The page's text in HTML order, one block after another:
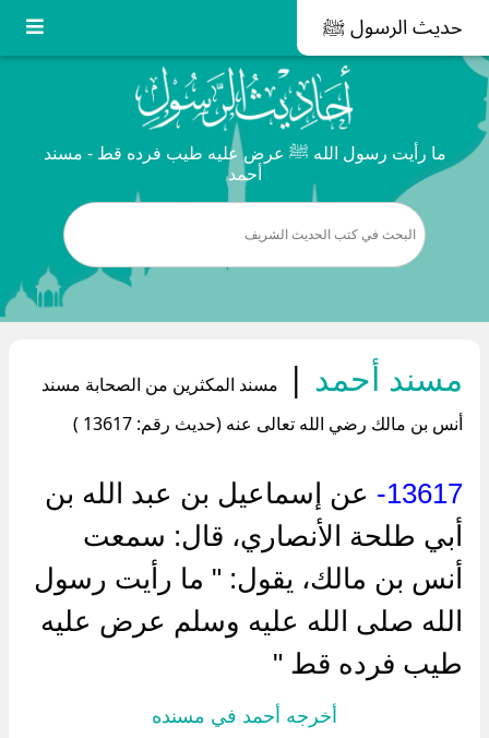
حديث الرسول ﷺ
ما رأيت رسول الله ﷺ عرض عليه طيب فرده قط - مسند
أحمد
مسند أحمد |
مسند المكثرين من الصحابة مسند
أنس بن مالك رضي الله تعالى عنه (حديث رقم: 13617 )
13617-
عن إسماعيل بن عبد الله بن
أبي طلحة الأنصاري، قال: سمعت
أنس بن مالك، يقول: " ما رأيت رسول
الله صلى الله عليه وسلم عرض عليه
طيب فرده قط "
أخرجه أحمد في مسنده